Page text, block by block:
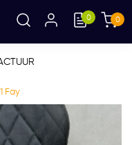
0 0
Fay